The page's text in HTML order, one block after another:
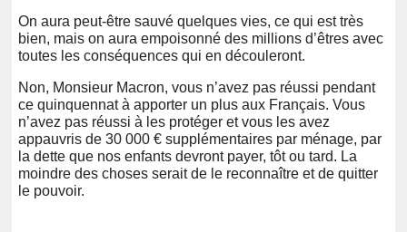
On aura peut-être sauvé quelques vies, ce qui est très
bien, mais on aura empoisonné des millions d’êtres avec
toutes les conséquences qui en découleront.
Non, Monsieur Macron, vous n’avez pas réussi pendant
ce quinquennat à apporter un plus aux Français. Vous
n’avez pas réussi à les protéger et vous les avez
appauvris de 30 000 € supplémentaires par ménage, par
la dette que nos enfants devront payer, tôt ou tard. La
moindre des choses serait de le reconnaître et de quitter
le pouvoir.